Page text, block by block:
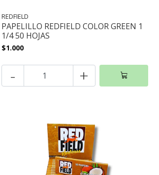
REDFIELD
PAPELILLO REDFIELD COLOR GREEN 1
1/4 50 HOJAS
$1.000
- +